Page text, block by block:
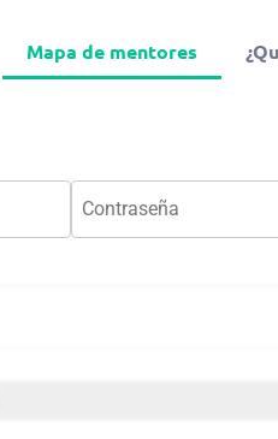
Mapa de mentores